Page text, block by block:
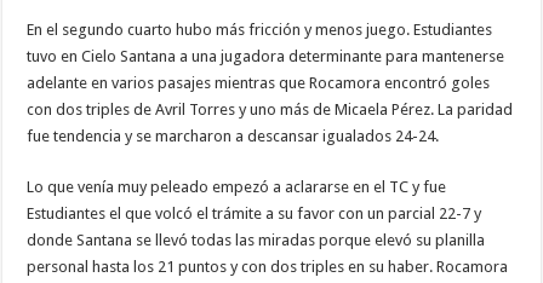
En el segundo cuarto hubo más fricción y menos juego. Estudiantes
tuvo en Cielo Santana a una jugadora determinante para mantenerse
adelante en varios pasajes mientras que Rocamora encontró goles
con dos triples de Avril Torres y uno más de Micaela Pérez. La paridad
fue tendencia y se marcharon a descansar igualados 24-24.
Lo que venía muy peleado empezó a aclararse en el TC y fue
Estudiantes el que volcó el trámite a su favor con un parcial 22-7 y
donde Santana se llevó todas las miradas porque elevó su planilla
personal hasta los 21 puntos y con dos triples en su haber. Rocamora